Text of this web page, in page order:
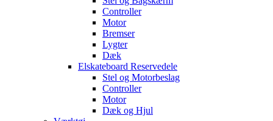
Controller
Motor
Bremser
Lygter
Dæk
Elskateboard Reservedele
Stel og Motorbeslag
Controller
Motor
Dæk og Hjul